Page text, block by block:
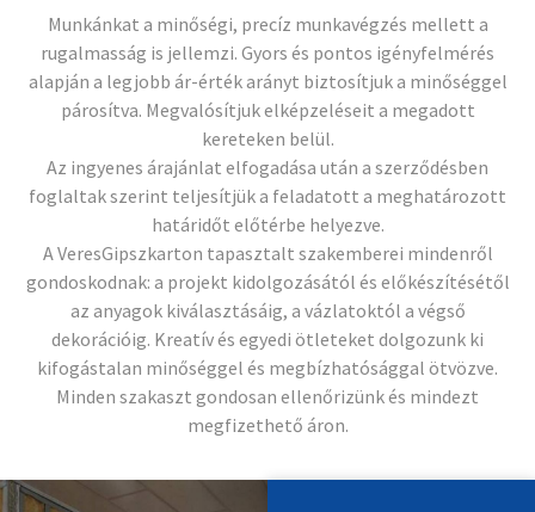
Munkánkat a minőségi, precíz munkavégzés mellett a
rugalmasság is jellemzi. Gyors és pontos igényfelmérés
alapján a legjobb ár-érték arányt biztosítjuk a minőséggel
párosítva. Megvalósítjuk elképzeléseit a megadott
kereteken belül.
Az ingyenes árajánlat elfogadása után a szerződésben
foglaltak szerint teljesítjük a feladatott a meghatározott
határidőt előtérbe helyezve.
A VeresGipszkarton tapasztalt szakemberei mindenről
gondoskodnak: a projekt kidolgozásától és előkészítésétől
az anyagok kiválasztásáig, a vázlatoktól a végső
dekorációig. Kreatív és egyedi ötleteket dolgozunk ki
kifogástalan minőséggel és megbízhatósággal ötvözve.
Minden szakaszt gondosan ellenőrizünk és mindezt
megfizethető áron.